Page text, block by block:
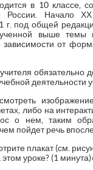
в 10 классе,
России. Начало
г. под общей
выше темы
зависимости от
обязательно
деятельности
либо на
о нем, таким
пойдет речь
плакат (см.
уроке? (1